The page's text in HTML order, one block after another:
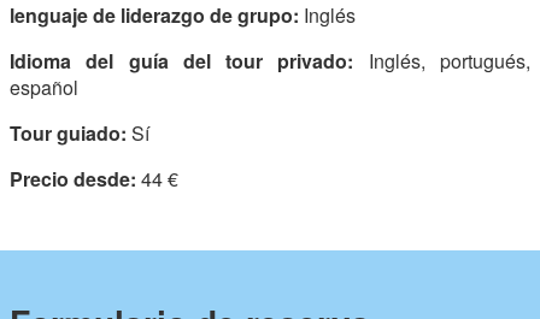
lenguaje de liderazgo de grupo: Inglés
Idioma del guía del tour privado: Inglés, portugués,
español
Tour guiado: Sí
Precio desde: 44 €